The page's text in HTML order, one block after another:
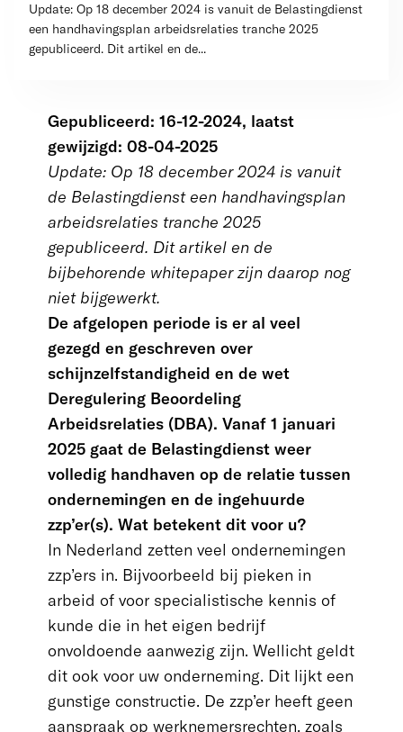
Update: Op 18 december 2024 is vanuit de Belastingdienst
een handhavingsplan arbeidsrelaties tranche 2025
gepubliceerd. Dit artikel en de...
Gepubliceerd: 16-12-2024, laatst
gewijzigd: 08-04-2025
Update: Op 18 december 2024 is vanuit
de Belastingdienst een handhavingsplan
arbeidsrelaties tranche 2025
gepubliceerd. Dit artikel en de
bijbehorende whitepaper zijn daarop nog
niet bijgewerkt.
De afgelopen periode is er al veel
gezegd en geschreven over
schijnzelfstandigheid en de wet
Deregulering Beoordeling
Arbeidsrelaties (DBA). Vanaf 1 januari
2025 gaat de Belastingdienst weer
volledig handhaven op de relatie tussen
ondernemingen en de ingehuurde
zzp’er(s). Wat betekent dit voor u?
In Nederland zetten veel ondernemingen
zzp’ers in. Bijvoorbeeld bij pieken in
arbeid of voor specialistische kennis of
kunde die in het eigen bedrijf
onvoldoende aanwezig zijn. Wellicht geldt
dit ook voor uw onderneming. Dit lijkt een
gunstige constructie. De zzp’er heeft geen
aanspraak op werknemersrechten, zoals